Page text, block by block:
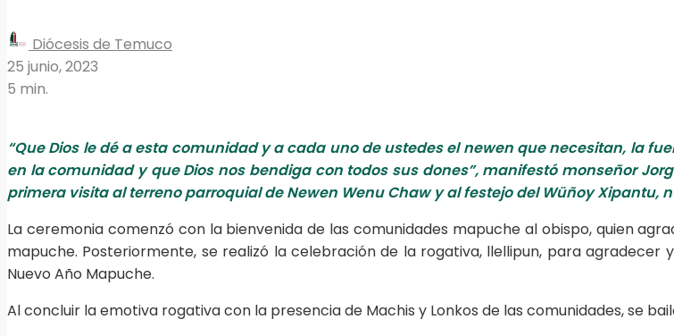
Diócesis de Temuco
25 junio, 2023
5 min.
“Que Dios le dé a esta comunidad y a cada uno de ustedes el newen que necesitan, la
en la comunidad y que Dios nos bendiga con todos sus dones”, manifestó monseñor
primera visita al terreno parroquial de Newen Wenu Chaw y al festejo del Wüñoy Xipantu,
La ceremonia comenzó con la bienvenida de las comunidades mapuche al obispo, quien
mapuche. Posteriormente, se realizó la celebración de la rogativa, llellipun, para
Nuevo Año Mapuche.
Al concluir la emotiva rogativa con la presencia de Machis y Lonkos de las comunidades, se